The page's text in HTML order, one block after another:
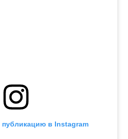
публикацию в Instagram